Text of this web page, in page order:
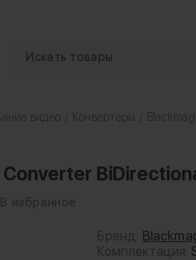
видео Конвертеры
В избранное
Бренд:
Комплектация: